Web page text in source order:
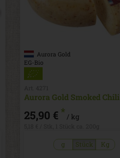
Aurora Gold
EG-Bio
Aurora Gold Smoked Chili
25,90 €* / kg
g Stück Kg